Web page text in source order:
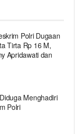
Polri Dugaan
Tirta Rp 16 M,
Apridawati dan
Menghadiri
Polri